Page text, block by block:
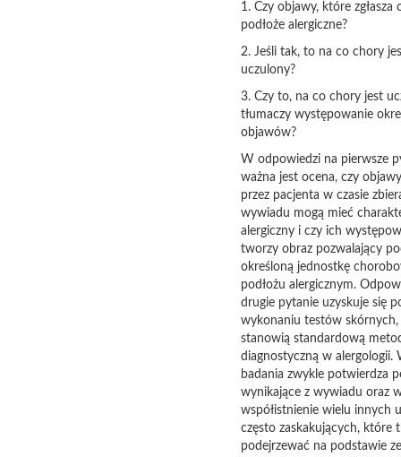
1. Czy objawy, które zgłasza
podłoże alergiczne?
2. Jeśli tak, to na co chory
uczulony?
3. Czy to, na co chory jest
tłumaczy występowanie
objawów?
W odpowiedzi na pierwsze
ważna jest ocena, czy objawy
przez pacjenta w czasie
wywiadu mogą mieć
alergiczny i czy ich
tworzy obraz pozwalający
określoną jednostkę
podłożu alergicznym.
drugie pytanie uzyskuje się
wykonaniu testów
stanowią standardową
diagnostyczną w alergologii.
badania zwykle potwierdza
wynikające z wywiadu oraz
współistnienie wielu innych
często zaskakujących, które
podejrzewać na podstawie